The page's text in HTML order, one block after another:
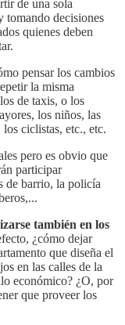
de una sola
tomando decisiones
quienes deben
pensar los cambios
la misma
de taxis, o los
los niños, las
los ciclistas, etc., etc.
pero es obvio que
participar
de barrio, la policía
también en los
¿cómo dejar
que diseña el
en las calles de la
económico? ¿O, por
que proveer los